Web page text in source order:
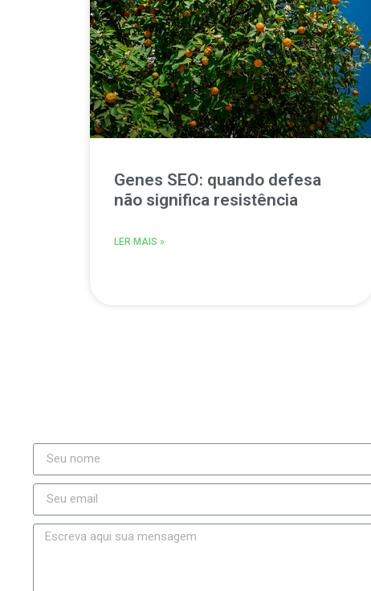
Genes SEO: quando defesa
não significa resistência
LER MAIS »